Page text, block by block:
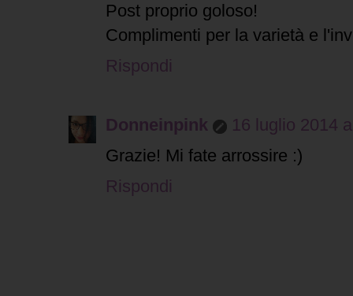
Post proprio goloso!
Complimenti per la varietà e
Rispondi
Donneinpink
16 luglio 2014
Grazie! Mi fate arrossire :)
Rispondi